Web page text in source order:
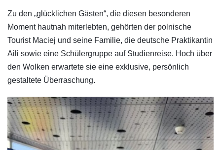
Zu den „glücklichen Gästen“, die diesen besonderen
Moment hautnah miterlebten, gehörten der polnische
Tourist Maciej und seine Familie, die deutsche Praktikantin
Aili sowie eine Schülergruppe auf Studienreise. Hoch über
den Wolken erwartete sie eine exklusive, persönlich
gestaltete Überraschung.